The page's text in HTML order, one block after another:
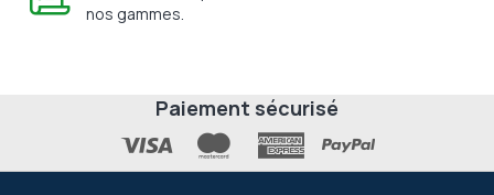
nos gammes.
Paiement sécurisé